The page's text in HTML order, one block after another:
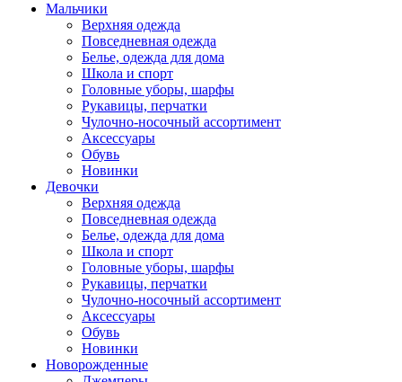
Мальчики
Верхняя одежда
Повседневная одежда
Белье, одежда для дома
Школа и спорт
Головные уборы, шарфы
Рукавицы, перчатки
Чулочно-носочный ассортимент
Аксессуары
Обувь
Новинки
Девочки
Верхняя одежда
Повседневная одежда
Белье, одежда для дома
Школа и спорт
Головные уборы, шарфы
Рукавицы, перчатки
Чулочно-носочный ассортимент
Аксессуары
Обувь
Новинки
Новорожденные